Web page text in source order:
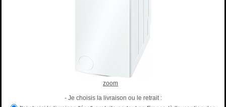
zoom
- Je choisis la livraison ou le retrait :